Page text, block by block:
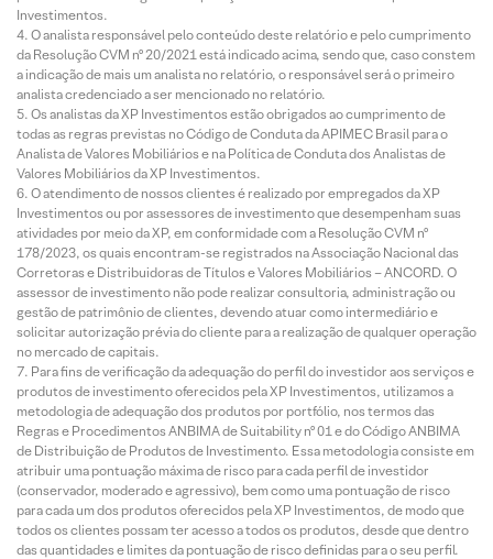
Investimentos.
O analista responsável pelo conteúdo deste relatório e pelo cumprimento
da Resolução CVM nº 20/2021 está indicado acima, sendo que, caso constem
a indicação de mais um analista no relatório, o responsável será o primeiro
analista credenciado a ser mencionado no relatório.
Os analistas da XP Investimentos estão obrigados ao cumprimento de
todas as regras previstas no Código de Conduta da APIMEC Brasil para o
Analista de Valores Mobiliários e na Política de Conduta dos Analistas de
Valores Mobiliários da XP Investimentos.
O atendimento de nossos clientes é realizado por empregados da XP
Investimentos ou por assessores de investimento que desempenham suas
atividades por meio da XP, em conformidade com a Resolução CVM nº
178/2023, os quais encontram-se registrados na Associação Nacional das
Corretoras e Distribuidoras de Títulos e Valores Mobiliários – ANCORD. O
assessor de investimento não pode realizar consultoria, administração ou
gestão de patrimônio de clientes, devendo atuar como intermediário e
solicitar autorização prévia do cliente para a realização de qualquer operação
no mercado de capitais.
Para fins de verificação da adequação do perfil do investidor aos serviços e
produtos de investimento oferecidos pela XP Investimentos, utilizamos a
metodologia de adequação dos produtos por portfólio, nos termos das
Regras e Procedimentos ANBIMA de Suitability nº 01 e do Código ANBIMA
de Distribuição de Produtos de Investimento. Essa metodologia consiste em
atribuir uma pontuação máxima de risco para cada perfil de investidor
(conservador, moderado e agressivo), bem como uma pontuação de risco
para cada um dos produtos oferecidos pela XP Investimentos, de modo que
todos os clientes possam ter acesso a todos os produtos, desde que dentro
das quantidades e limites da pontuação de risco definidas para o seu perfil.